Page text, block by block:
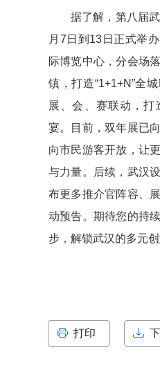
据了解，第八届
月7日到13日正式举
际博览中心，分会场
镇，打造“1+1+N”全
展、会、赛联动，打
宴。目前，双年展已
向市民游客开放，让
与力量。
后续，武汉
布更多推介官阵容、
动预告。期待您的持
步，解锁武汉的多元
打印